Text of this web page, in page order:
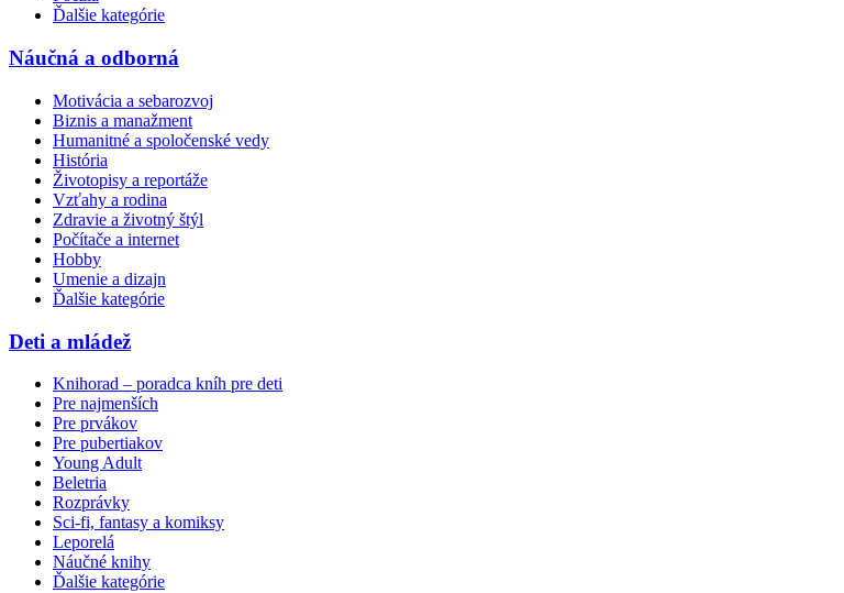
Ďalšie kategórie
Náučná a odborná
Motivácia a sebarozvoj
Biznis a manažment
Humanitné a spoločenské vedy
História
Životopisy a reportáže
Vzťahy a rodina
Zdravie a životný štýl
Počítače a internet
Hobby
Umenie a dizajn
Ďalšie kategórie
Deti a mládež
Knihorad – poradca kníh pre deti
Pre najmenších
Pre prvákov
Pre pubertiakov
Young Adult
Beletria
Rozprávky
Sci-fi, fantasy a komiksy
Leporelá
Náučné knihy
Ďalšie kategórie